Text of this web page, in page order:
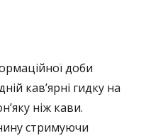
доби
кав’ярні гидку на
ніж кави.
стримуючи